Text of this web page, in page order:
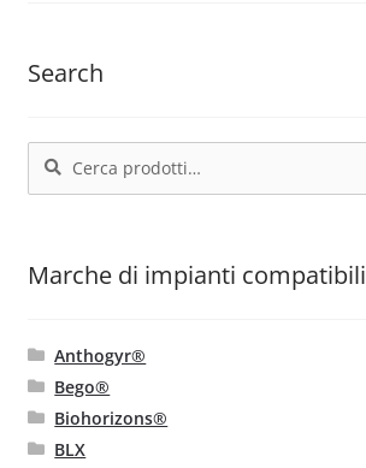
Search
Cerca
Marche di impianti compatibili
Anthogyr®
Bego®
Biohorizons®
BLX